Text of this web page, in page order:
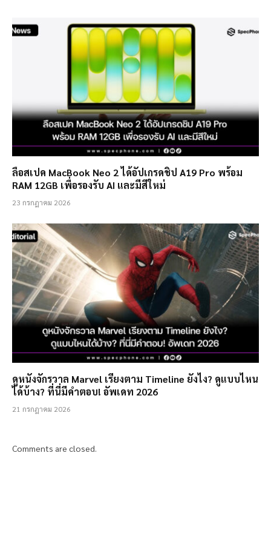
ลือสเปค MacBook Neo 2 ได้อัปเกรดชิป A19 Pro พร้อม
RAM 12GB เพื่อรองรับ AI และมีสีใหม่
23 กรกฎาคม 2026
ดูหนังจักรวาล Marvel เรียงตาม Timeline ยังไง? ดูแบบไหน
ได้บ้าง? ที่นี่มีคำตอบ! อัพเดท 2026
21 กรกฎาคม 2026
Comments are closed.